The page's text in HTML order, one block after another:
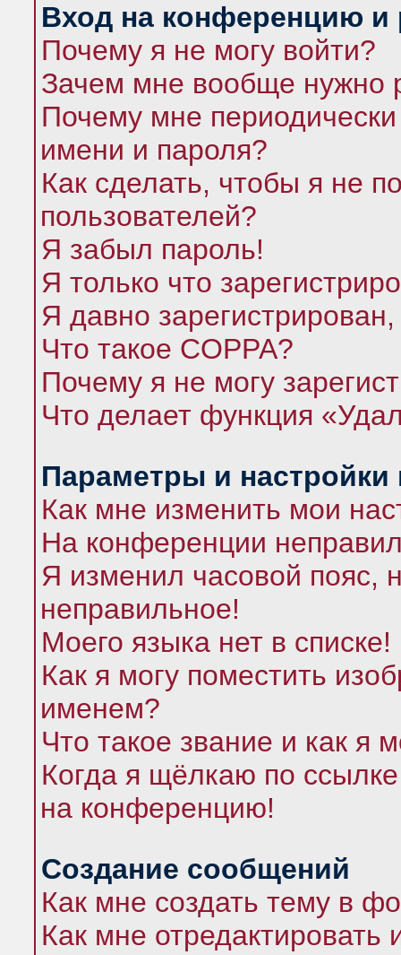
Вход на конференцию и
Почему я не могу войти?
Зачем мне вообще нужно
Почему мне
имени и пароля?
Как сделать, чтобы я не
пользователей?
Я забыл пароль!
Я только что
Я давно
Что такое COPPA?
Почему я не могу
Что делает функция
Параметры и настройки
Как мне изменить мои
На конференции
Я изменил часовой пояс,
неправильное!
Моего языка нет в списке!
Как я могу поместить
именем?
Что такое звание и как я
Когда я щёлкаю по
на конференцию!
Создание сообщений
Как мне создать тему в
Как мне